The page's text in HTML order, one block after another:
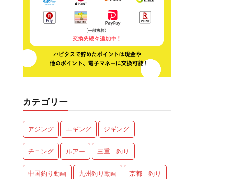
カテゴリー
アジング エギング ジギング
チニング ルアー 三重 釣り
中国釣り動画 九州釣り動画 京都 釣り